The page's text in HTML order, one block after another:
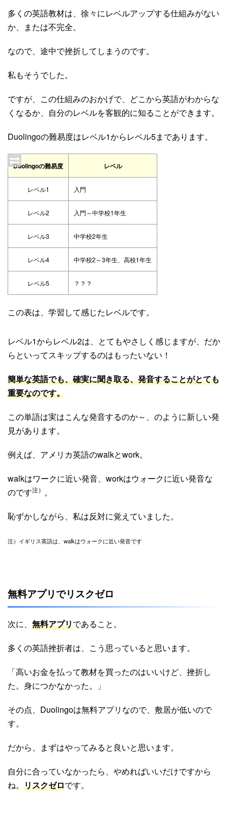
多くの英語教材は、徐々にレベルアップする仕組みがない
か、または不完全。
なので、途中で挫折してしまうのです。
私もそうでした。
ですが、この仕組みのおかげで、どこから英語がわからな
くなるか、自分のレベルを客観的に知ることができます。
Duolingoの難易度はレベル1からレベル5まであります。
Duolingoの難易度 レベル
レベル1 入門
レベル2 入門～中学校1年生
レベル3 中学校2年生
レベル4 中学校2～3年生、高校1年生
レベル5 ？？？
この表は、学習して感じたレベルです。
レベル1からレベル2は、とてもやさしく感じますが、だか
らといってスキップするのはもったいない！
簡単な英語でも、確実に聞き取る、発音することがとても
重要なのです。
この単語は実はこんな発音するのか～、のように新しい発
見があります。
例えば、アメリカ英語のwalkとwork。
walkはワークに近い発音、workはウォークに近い発音な
のです注） 。
恥ずかしながら、私は反対に覚えていました。
注）イギリス英語は、walkはウォークに近い発音です
無料アプリでリスクゼロ
次に、 無料アプリであること。
多くの英語挫折者は、こう思っていると思います。
「高いお金を払って教材を買ったのはいいけど、挫折し
た。身につかなかった。」
その点、Duolingoは無料アプリなので、敷居が低いので
す。
だから、まずはやってみると良いと思います。
自分に合っていなかったら、やめればいいだけですから
ね。 リスクゼロです。